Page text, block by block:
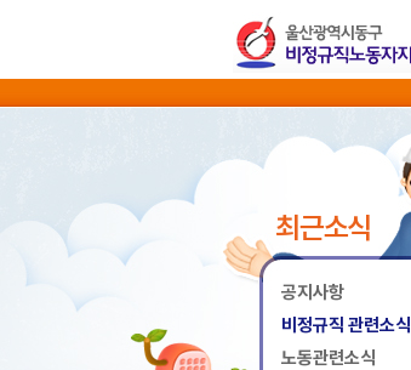
최근소식
공지사항
비정규직 관련소식
노동관련소식